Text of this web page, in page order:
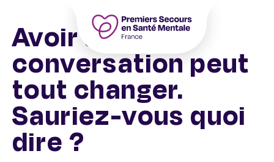
contenu
Avoir une
conversation peut
tout changer.
Sauriez-vous quoi
dire ?